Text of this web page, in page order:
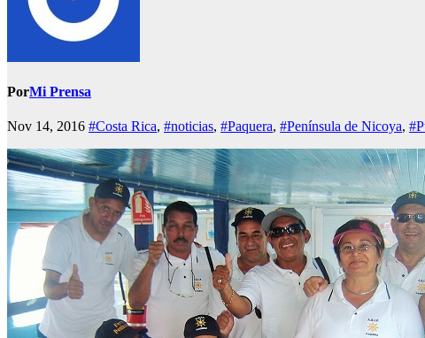
PorMi Prensa
Nov 14, 2016 #Costa Rica, #noticias, #Paquera, #Península de Nicoya,